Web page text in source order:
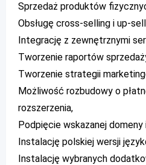
Sprzedaż produktów
Obsługę cross-selling i up-
Integrację z zewnętrznymi
Tworzenie raportów
Tworzenie strategii
Możliwość rozbudowy o
rozszerzenia,
Podpięcie wskazanej
Instalację polskiej wersji
Instalację wybranych